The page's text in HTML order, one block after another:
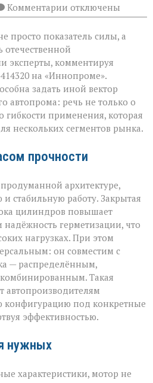
Комментарии к
записи
мотор — не
ради
а
ради
возможностей»
отключены
просто показатель силы, а
отечественной
эксперты, комментируя
на «Иннопроме».
задать иной вектор
автопрома: речь не только о
применения, которая
нескольких сегментов рынка.
прочности
архитектуре,
стабильную работу. Закрытая
цилиндров повышает
надёжность герметизации, что
нагрузках. При этом
он совместим с
— распределённым,
Такая
автопроизводителям
конфигурацию под конкретные
эффективностью.
нужных
характеристики, мотор не